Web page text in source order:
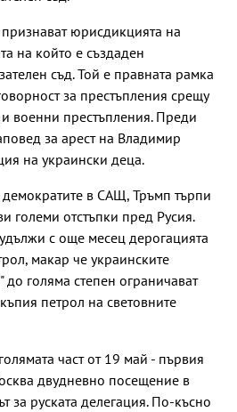
юрисдикцията на
на който е създаден
съд. Той е правната рамка
за престъпления срещу
военни престъпления. Преди
за арест на Владимир
на украински деца.
в САЩ, Тръмп търпи
големи отстъпки пред Русия.
с още месец дерогацията
макар че украинските
голяма степен ограничават
петрол на световните
част от 19 май - първия
двудневно посещение в
за руската делегация. По-късно